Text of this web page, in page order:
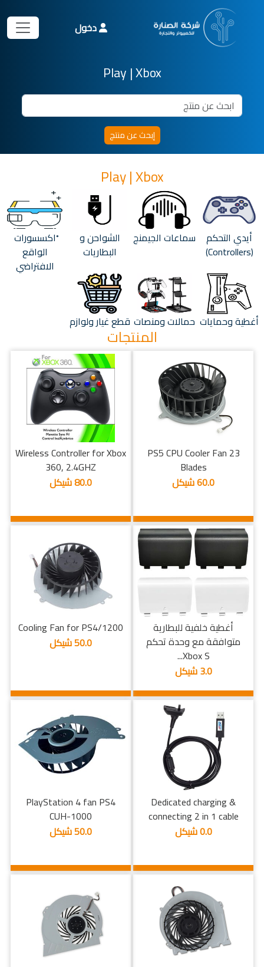
دخول
Play | Xbox
Play | Xbox
أيدي التحكم
(Controllers)
سماعات الجيمنج
الشواحن و
البطاريات
ْاكسسورات
الواقع
الافتراضي
أغطية وحمايات حمالات ومنصات قطع غيار ولوازم
المنتجات
PS5 CPU Cooler Fan 23
Blades
60.0 شيكل
Wireless Controller for Xbox
360, 2.4GHZ
80.0 شيكل
أغطية خلفية للبطارية
متوافقة مع وحدة تحكم
Xbox S...
3.0 شيكل
Cooling Fan for PS4/1200
50.0 شيكل
Dedicated charging &
connecting 2 in 1 cable
0.0 شيكل
PlayStation 4 fan PS4
CUH-1000
50.0 شيكل